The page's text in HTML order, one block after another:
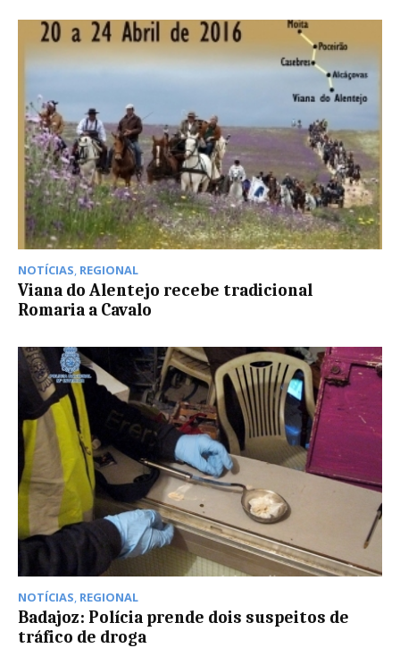
NOTÍCIAS, REGIONAL
Viana do Alentejo recebe tradicional
Romaria a Cavalo
NOTÍCIAS, REGIONAL
Badajoz: Polícia prende dois suspeitos de
tráfico de droga